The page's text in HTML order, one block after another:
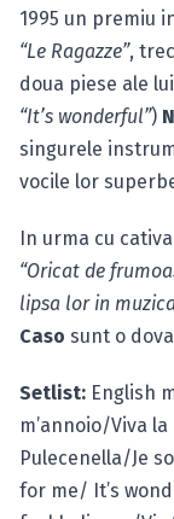
1995 un premiu
“Le Ragazze”,
doua piese ale
“It’s wonderful”)
singurele
vocile lor
In urma cu
“Oricat de
lipsa lor in
Caso sunt o
Setlist: English
m’annoio/Viva
Pulecenella/Je
for me/ It’s